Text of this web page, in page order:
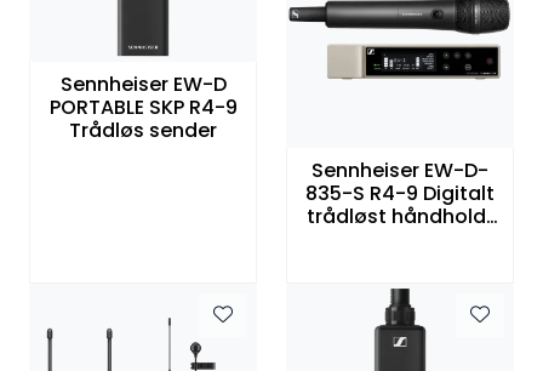
Sennheiser EW-D
PORTABLE SKP R4-9
Trådløs sender
Sennheiser EW-D-
835-S R4-9 Digitalt
trådløst håndholdt